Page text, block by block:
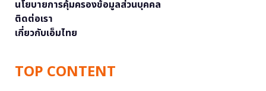
นโยบายการคุ้มครองข้อมูลส่วนบุคคล
ติดต่อเรา
เกี่ยวกับเอ็มไทย
TOP CONTENT